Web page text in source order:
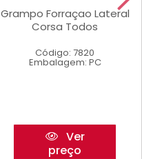
Grampo Forraçao Lateral
Corsa Todos
Código: 7820
Embalagem: PC
Ver
preço